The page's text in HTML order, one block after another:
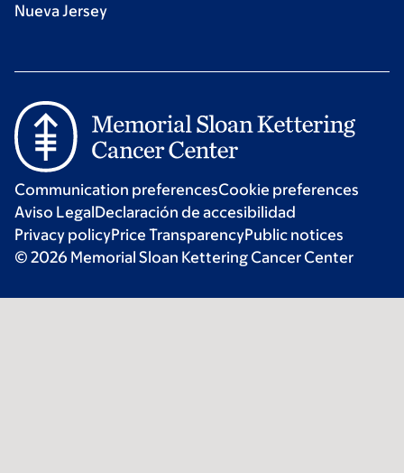
Nueva Jersey
Communication preferencesCookie preferences
Aviso LegalDeclaración de accesibilidad
Privacy policyPrice TransparencyPublic notices
© 2026 Memorial Sloan Kettering Cancer Center